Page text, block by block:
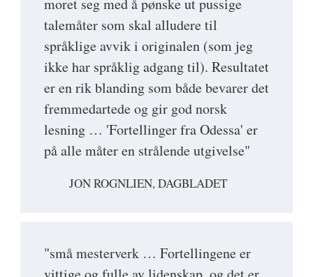
talemåter som skal alludere til
språklige avvik i originalen (som jeg
ikke har språklig adgang til). Resultatet
er en rik blanding som både bevarer det
fremmedartede og gir god norsk
lesning … 'Fortellinger fra Odessa' er
på alle måter en strålende utgivelse"
JON ROGNLIEN, DAGBLADET
"små mesterverk … Fortellingene er